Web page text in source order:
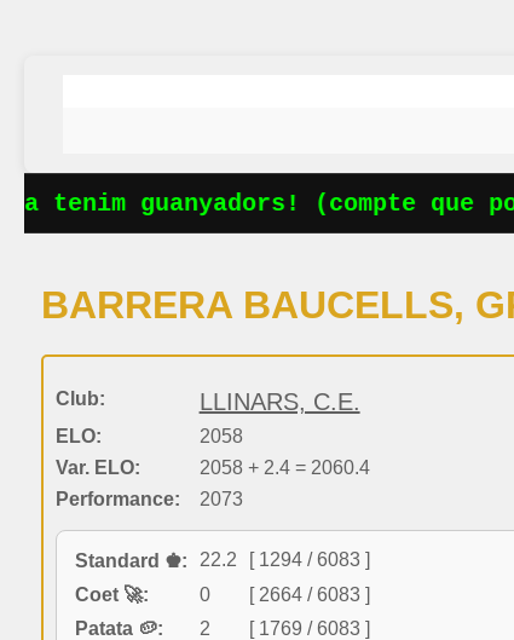
tenim guanyadors! (compte que
BARRERA BAUCELLS,
Club: LLINARS, C.E.
ELO:
2058
Var. ELO:
2058 + 2.4 = 2060.4
Performance:
2073
Standard ♚: 22.2
[ 1294 / 6083 ]
Coet 🚀:
0
[ 2664 / 6083 ]
Patata 🥔:
2
[ 1769 / 6083 ]